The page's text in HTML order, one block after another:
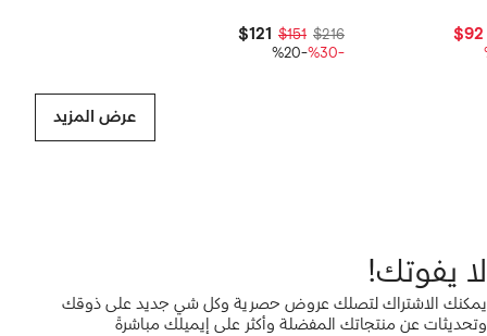
$92
$216
$151
$121
-%30
-%20
عرض المزيد
لا يفوتك!
يمكنك الاشتراك لتصلك عروض حصرية وكل شي جديد على ذوقك
وتحديثات عن منتجاتك المفضلة وأكثر على إيميلك مباشرةً